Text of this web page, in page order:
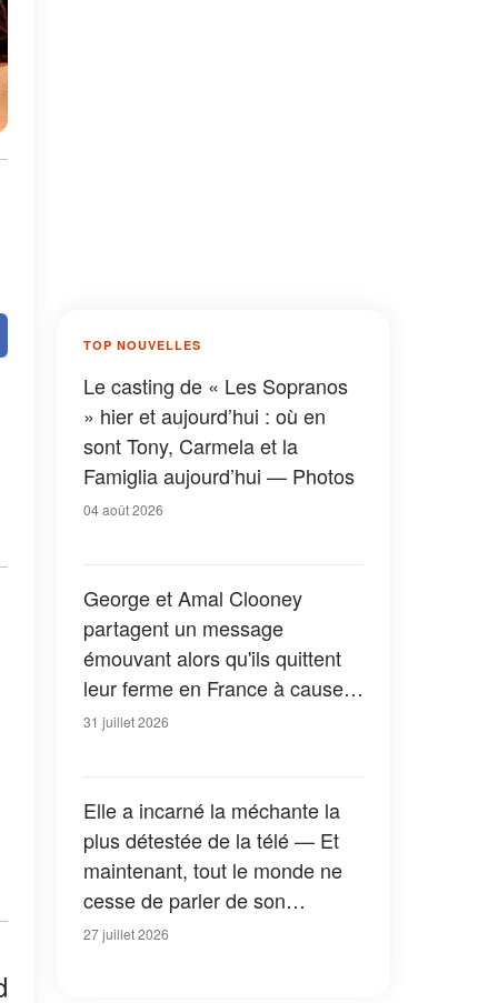
TOP NOUVELLES
Le casting de « Les Sopranos
» hier et aujourd’hui : où en
sont Tony, Carmela et la
Famiglia aujourd’hui — Photos
04 août 2026
George et Amal Clooney
partagent un message
émouvant alors qu'ils quittent
leur ferme en France à cause
des feux de forêt — Tous les
31 juillet 2026
Elle a incarné la méchante la
plus détestée de la télé — Et
maintenant, tout le monde ne
cesse de parler de son
apparition dans la nouvelle
27 juillet 2026